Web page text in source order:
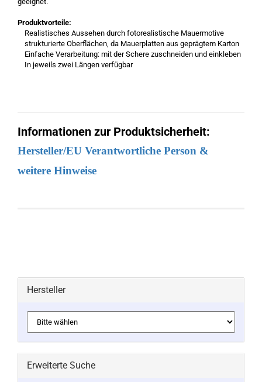
Produktvorteile:
Realistisches Aussehen durch fotorealistische Mauermotive
strukturierte Oberflächen, da Mauerplatten aus geprägtem Karton
Einfache Verarbeitung: mit der Schere zuschneiden und einkleben
In jeweils zwei Längen verfügbar
Informationen zur Produktsicherheit:
Hersteller/EU Verantwortliche Person &
weitere Hinweise
Hersteller
Erweiterte Suche